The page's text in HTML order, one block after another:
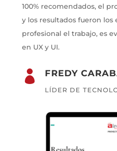
100% recomendados, el
y los resultados fueron los
profesional el trabajo, es
en UX y UI.
 FREDY
LÍDER DE